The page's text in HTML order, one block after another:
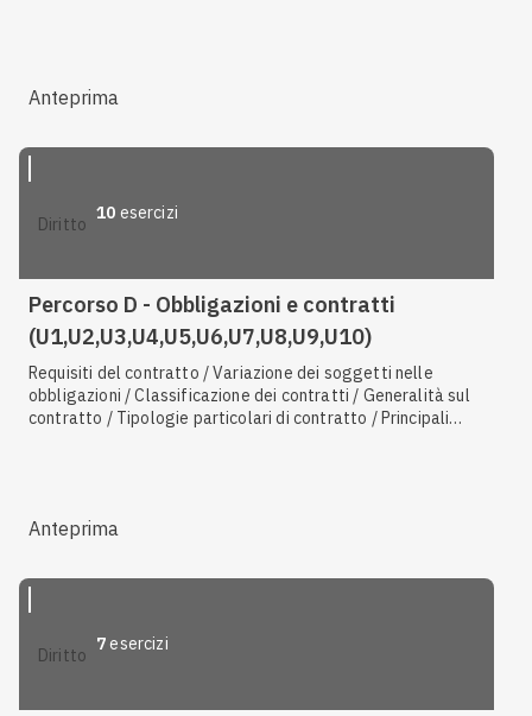
Anteprima
diritto
10 esercizi
Percorso D - Obbligazioni e contratti
(U1,U2,U3,U4,U5,U6,U7,U8,U9,U10)
Requisiti del contratto / Variazione dei soggetti nelle
obbligazioni / Classificazione dei contratti / Generalità sul
contratto / Tipologie particolari di contratto / Principali
Anteprima
diritto
7 esercizi